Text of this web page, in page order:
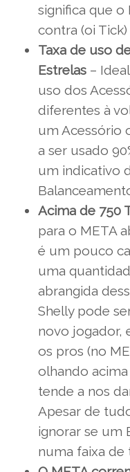
significa que
contra (oi
Taxa de uso
Estrelas –
uso dos
diferentes à
um Acessório
a ser usado
um indicativo
Acima de 750
para o META
é um pouco
uma
abrangida
Shelly pode
novo jogador,
os pros (no
olhando
tende a nos
Apesar de
ignorar se um
numa faixa de